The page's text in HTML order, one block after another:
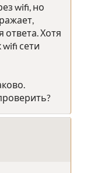
wifi, но
Хотя
сети